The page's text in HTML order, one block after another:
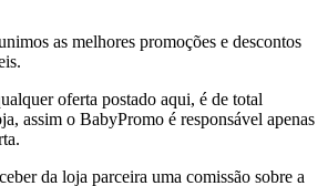
as melhores promoções e descontos
oferta postado aqui, é de total
assim o BabyPromo é responsável apenas
da loja parceira uma comissão sobre a